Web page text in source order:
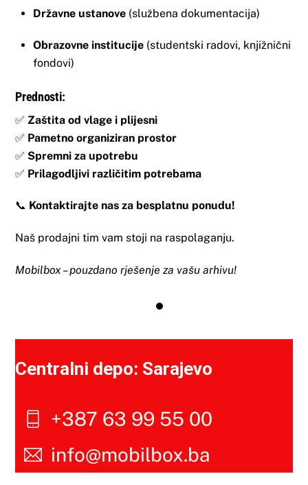
Državne ustanove (službena dokumentacija)
Obrazovne institucije (studentski radovi, knjižnični
fondovi)
Prednosti:
✅ Zaštita od vlage i plijesni
✅ Pametno organiziran prostor
✅ Spremni za upotrebu
✅ Prilagodljivi različitim potrebama
📞 Kontaktirajte nas za besplatnu ponudu!
Naš prodajni tim vam stoji na raspolaganju.
Mobilbox – pouzdano rješenje za vašu arhivu!
Centralni depo: Sarajevo
+387 63 99 55 00
info@mobilbox.ba